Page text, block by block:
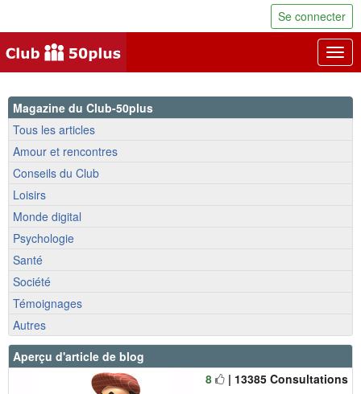
Se connecter
Magazine du Club-50plus
Tous les articles
Amour et rencontres
Conseils du Club
Loisirs
Monde digital
Psychologie
Santé
Société
Témoignages
Autres
Aperçu d'article de blog
8
| 13385 Consultations